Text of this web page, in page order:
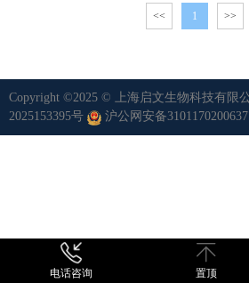
<< 1 >>
Copyright ©2025 © 上海启文生物科技有限
2025153395号
沪公网安备
电话咨询 置顶